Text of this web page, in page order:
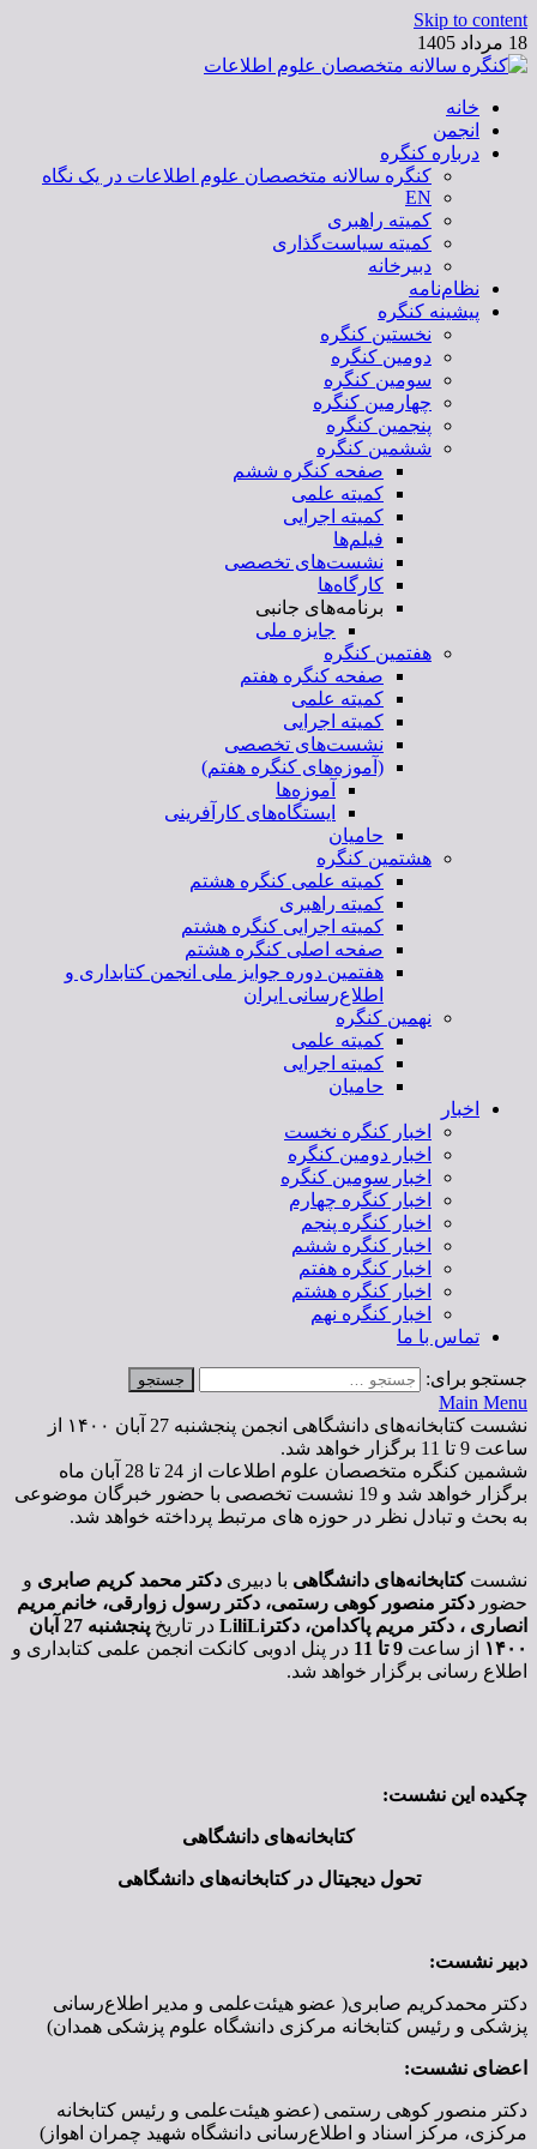
Skip to content
18 مرداد 1405
کنگره سالانه متخصصان علوم اطلاعات
خانه
انجمن
درباره کنگره
کنگره سالانه متخصصان علوم اطلاعات در یک نگاه
EN
کمیته راهبری
کمیته سیاست‌گذاری
دبیرخانه
نظام‌نامه
پیشینه کنگره
نخستین کنگره
دومین کنگره
سومین کنگره
چهارمین کنگره
پنجمین کنگره
ششمین کنگره
صفحه کنگره ششم
کمیته علمی
کمیته اجرایی
فیلم‌ها
نشست‌های تخصصی
کارگاه‌ها
برنامه‌های جانبی
جایزه ملی
هفتمین کنگره
صفحه کنگره هفتم
کمیته علمی
کمیته اجرایی
نشست‌های تخصصی
(آموزه‌های کنگره هفتم)
آموزه‌ها
ایستگاه‌های کارآفرینی
حامیان
هشتمین کنگره
کمیته علمی کنگره هشتم
کمیته راهبری
کمیته اجرایی کنگره هشتم
صفحه اصلی کنگره هشتم
هفتمین دوره جوایز ملی انجمن کتابداری و
اطلاع‌رسانی ایران
نهمین کنگره
کمیته علمی
کمیته اجرایی
حامیان
اخبار
اخبار کنگره نخست
اخبار دومین کنگره
اخبار سومین کنگره
اخبار کنگره چهارم
اخبار کنگره پنجم
اخبار کنگره ششم
اخبار کنگره هفتم
اخبار کنگره هشتم
اخبار کنگره نهم
تماس با ما
جستجو برای:
Main Menu
نشست کتابخانه‌های دانشگاهی انجمن پنجشنبه 27 آبان ۱۴۰۰ از
ساعت 9 تا 11 برگزار خواهد شد.
ششمین کنگره متخصصان علوم اطلاعات از 24 تا 28 آبان ماه
برگزار خواهد شد و 19 نشست تخصصی با حضور خبرگان موضوعی
به بحث و تبادل نظر در حوزه های مرتبط پرداخته خواهد شد.
نشستکتابخانه‌های دانشگاهی با دبیری دکتر محمد کریم صابری و
حضور دکتر منصور کوهی رستمی، دکتر رسول زوارقی، خانم مریم
انصاری ، دکتر مریم پاکدامن، دکترLiliLi
در تاریخ پنجشنبه 27 آبان
۱۴۰۰
از ساعت 9 تا 11 در پنل ادوبی کانکت انجمن علمی کتابداری و
اطلاع رسانی برگزار خواهد شد.
چکیده این نشست:
کتابخانه‌های دانشگاهی
تحول دیجیتال در کتابخانه‌های دانشگاهی
دبیر نشست:
دکتر محمدکریم صابری( عضو هیئت‌علمی و مدیر اطلاع‌رسانی
پزشکی و رئیس کتابخانه مرکزی دانشگاه علوم پزشکی همدان)
اعضای نشست:
دكتر منصور کوهی رستمی (عضو هیئت‌علمی و رئیس کتابخانه
مرکزی، مرکز اسناد و اطلاع‌رسانی دانشگاه شهید چمران اهواز)